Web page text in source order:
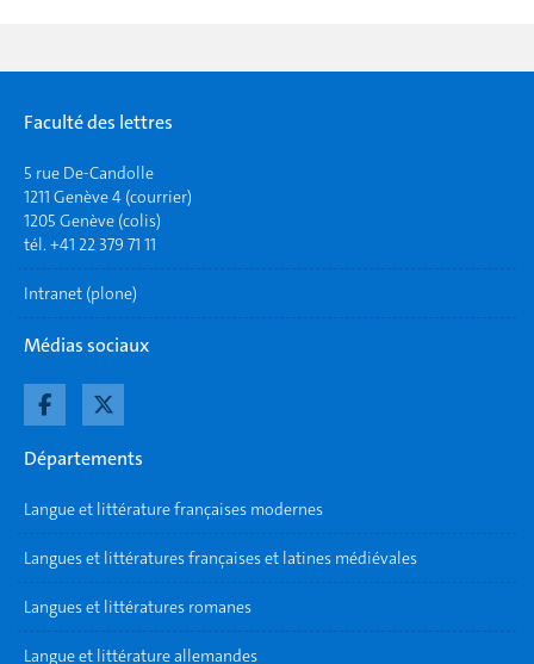
Faculté des lettres
5 rue De-Candolle
1211 Genève 4 (courrier)
1205 Genève (colis)
tél. +41 22 379 71 11
Intranet (plone)
Médias sociaux
Départements
Langue et littérature françaises modernes
Langues et littératures françaises et latines médiévales
Langues et littératures romanes
Langue et littérature allemandes